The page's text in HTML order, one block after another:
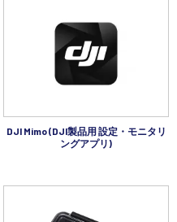
サイト
DJI Mimo (DJI製品用 設定・モニタリ
ングアプリ)